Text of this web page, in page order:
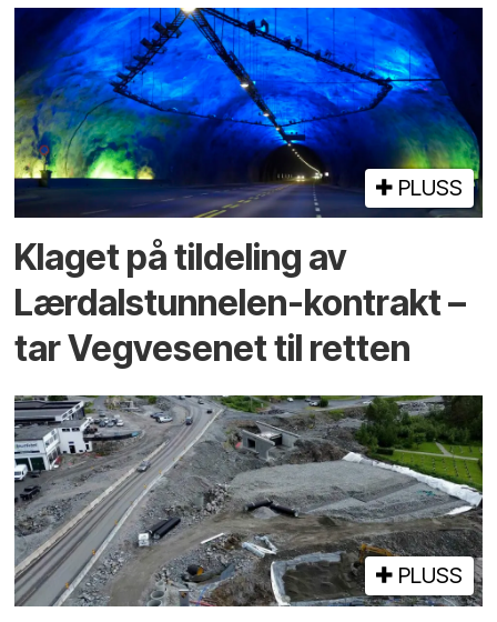
PLUSS
Klaget på tildeling av
Lærdalstunnelen-kontrakt –
tar Vegvesenet til retten
PLUSS